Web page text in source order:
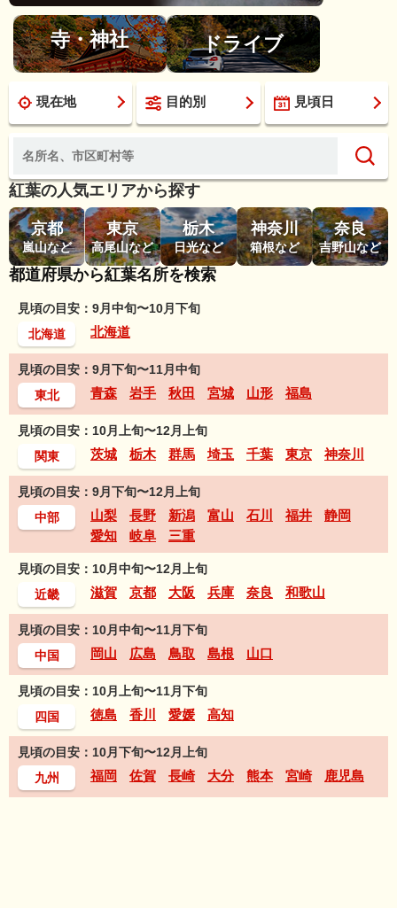
寺・神社 ドライブ
現在地 目的別 見頃日
紅葉の人気エリアから探す
京都
嵐山など
東京
高尾山など
栃木
日光など
神奈川
箱根など
奈良
吉野山など
都道府県から紅葉名所を検索
見頃の目安：9月中旬〜10月下旬
北海道
北海道
見頃の目安：9月下旬〜11月中旬
東北
青森 岩手 秋田 宮城 山形 福島
見頃の目安：10月上旬〜12月上旬
関東
茨城 栃木 群馬 埼玉 千葉 東京 神奈川
見頃の目安：9月下旬〜12月上旬
中部
山梨 長野 新潟 富山 石川 福井
静岡
愛知
岐阜 三重
見頃の目安：10月中旬〜12月上旬
近畿
滋賀 京都 大阪 兵庫 奈良 和歌山
見頃の目安：10月中旬〜11月下旬
中国
岡山 広島 鳥取 島根 山口
見頃の目安：10月上旬〜11月下旬
四国
徳島 香川 愛媛 高知
見頃の目安：10月下旬〜12月上旬
九州
福岡 佐賀 長崎 大分 熊本 宮崎 鹿児島